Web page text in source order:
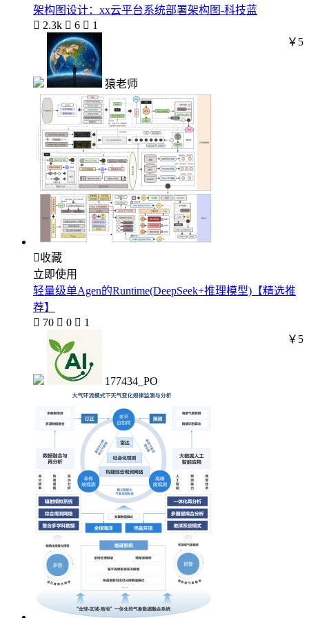
架构图设计：xx云平台系统部署架构图-科技蓝
 2.3k  6  1
猿老师
￥5
收藏
立即使用
轻量级单Agen的Runtime(DeepSeek+推理模型)【精选推
荐】
 70  0  1
177434_PO
￥5